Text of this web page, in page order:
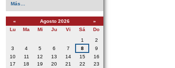
International
Save
Environment
-
Más…
« Agosto 2026 »
Lu Ma Mi Ju Vi Sá
Do
1
2
3
4 5 6 7 8
9
10
11 12 13 14 15
16
17
18 19 20 21 22
23